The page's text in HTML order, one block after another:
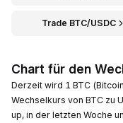
Trade BTC/USDC
Chart für den
Derzeit wird 1 BTC
Wechselkurs von BTC zu
up, in der letzten Woche